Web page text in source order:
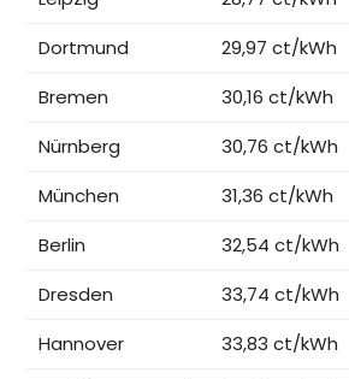
Dortmund
29,97 ct/kWh
Bremen
30,16 ct/kWh
Nürnberg
30,76 ct/kWh
München
31,36 ct/kWh
Berlin
32,54 ct/kWh
Dresden
33,74 ct/kWh
Hannover
33,83 ct/kWh